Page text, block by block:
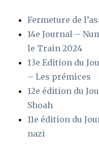
Fermeture de
14e Journal –
le Train 2024
13e Edition du
– Les prémices
12e édition du
Shoah
11e édition du
nazi